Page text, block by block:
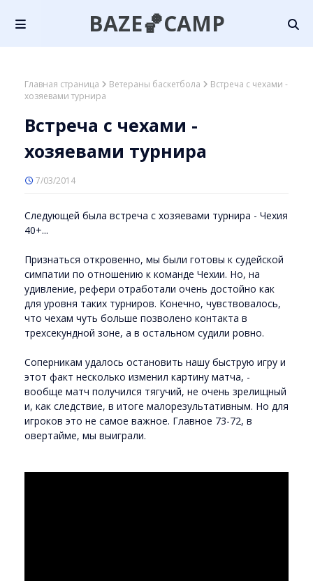
BAZE🏀CAMP
Главная страница Ветераны баскетбола
Встреча с чехами -
хозяевами турнира
Встреча с чехами -
хозяевами турнира
7/03/2014
Следующей была встреча с хозяевами турнира - Чехия
40+...
Признаться откровенно, мы были готовы к судейской
симпатии по отношению к команде Чехии. Но, на
удивление, рефери отработали очень достойно как
для уровня таких турниров. Конечно, чувствовалось,
что чехам чуть больше позволено контакта в
трехсекундной зоне, а в остальном судили ровно.
Соперникам удалось остановить нашу быструю игру и
этот факт несколько изменил картину матча, -
вообще матч получился тягучий, не очень зрелищный
и, как следствие, в итоге малорезультативным. Но для
игроков это не самое важное. Главное 73-72, в
овертайме, мы выиграли.